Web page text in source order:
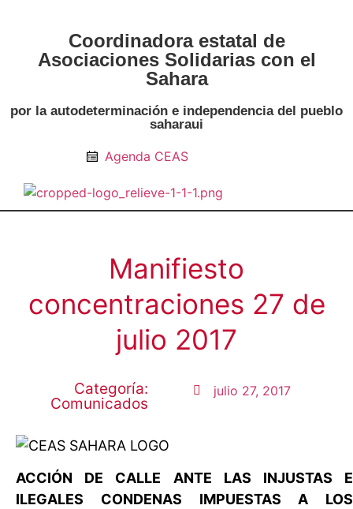
Coordinadora estatal de
Asociaciones Solidarias con el
Sahara
por la autodeterminación e independencia del pueblo
saharaui
Agenda CEAS
Manifiesto
concentraciones 27 de
julio 2017
Categoría:
Comunicados
julio 27, 2017
ACCIÓN DE CALLE
ANTE LAS INJUSTAS E
ILEGALES CONDENAS IMPUESTAS A LOS